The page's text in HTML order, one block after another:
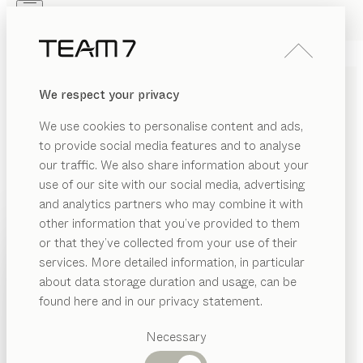
We respect your privacy
We use cookies to personalise content and ads,
to provide social media features and to analyse
our traffic. We also share information about your
use of our site with our social media, advertising
and analytics partners who may combine it with
other information that you’ve provided to them
or that they’ve collected from your use of their
services. More detailed information, in particular
about data storage duration and usage, can be
found here and in our privacy statement.
Necessary
PRODUITS
INSPIRATION
REVENDEUR
Catégories
suggérées
PRODUITS
INSPIRATION
QUI SOMMES-NOUS
REVENDEUR
COMMODE À CHAUSSURES
À ABATTANTScubus pure
Sebastian Desch
Elle souligne notre passion pour les détails soignés et
les solutions fonctionnelles. Conçue judicieusement,
elle optimise le rangement dans les vestiaires étroits.
TROUVER UN REVENDEUR
ESSENCES DE BOIS
Sauf stipulation contraire, toutes les surfaces en bois